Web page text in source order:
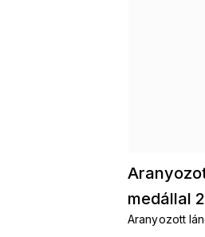
medállal
Aranyozott